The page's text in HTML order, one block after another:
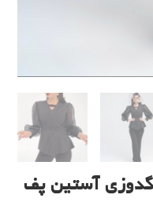
آستین پف